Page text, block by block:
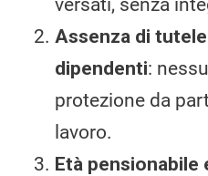
versati, senza
Assenza di
dipendenti:
protezione da
lavoro.
Età pensionabile